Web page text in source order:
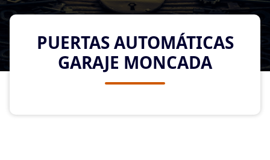
PUERTAS AUTOMÁTICAS
GARAJE MONCADA